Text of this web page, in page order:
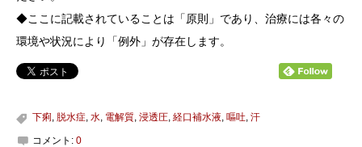
◆ここに記載されていることは「原則」であり、治療には各々の
環境や状況により「例外」が存在します。
下痢 脱水症 水 電解質 浸透圧 経口補水液 嘔吐 汗
コメント: 0